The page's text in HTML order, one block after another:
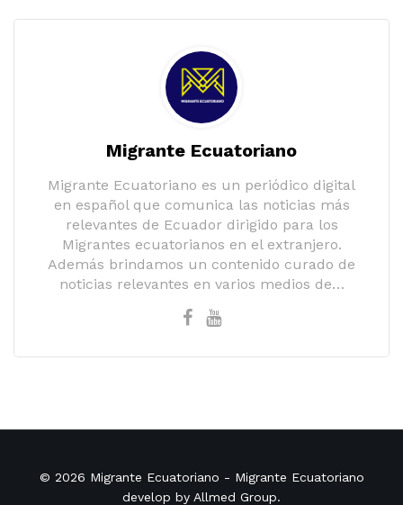
Migrante Ecuatoriano
Migrante Ecuatoriano es un periódico digital
en español que comunica las noticias más
relevantes de Ecuador dirigido para los
Migrantes ecuatorianos en el extranjero.
Además brindamos un contenido curado de
noticias relevantes en varios medios de…
© 2026 Migrante Ecuatoriano - Migrante Ecuatoriano
develop by Allmed Group.